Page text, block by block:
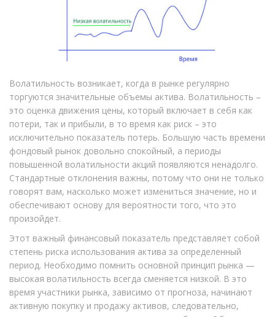
Волатильность возникает, когда в рынке регулярно
торгуются значительные объемы актива. Волатильность –
это оценка движения цены, который включает в себя как
потери, так и прибыли, в то время как риск – это
исключительно показатель потерь. Большую часть времени
фондовый рынок довольно спокойный, а периоды
повышенной волатильности акций появляются ненадолго.
Стандартные отклонения важны, потому что они не только
говорят вам, насколько может измениться значение, но и
обеспечивают основу для вероятности того, что это
произойдет.
Этот важный финансовый показатель представляет собой
степень риска использования актива за определенный
период. Необходимо помнить основной принцип рынка —
высокая волатильность всегда сменяется низкой. В это
время участники рынка, зависимо от прогноза, начинают
активную покупку и продажу активов, следовательно,